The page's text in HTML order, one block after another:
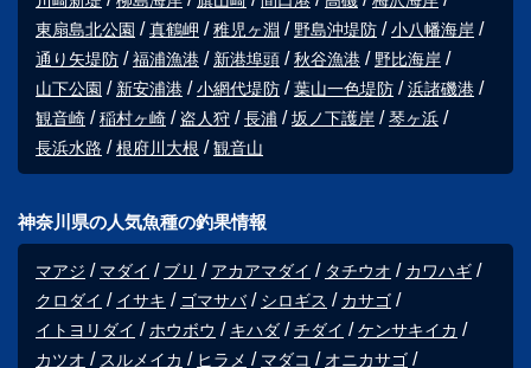
東扇島北公園
真鶴岬 稚児ヶ淵 野島沖堤防
小八幡海岸
通り矢堤防
福浦漁港 新港埠頭 秋谷漁港
野比海岸
山下公園
新安浦港 小網代堤防 葉山一色堤防
浜諸磯港
観音崎
稲村ヶ崎 盗人狩 長浦 坂ノ下護岸
琴ヶ浜
長浜水路
根府川大根 観音山
神奈川県の人気魚種の釣果情報
マアジ マダイ ブリ アカアマダイ タチウオ
カワハギ
クロダイ
イサキ ゴマサバ シロギス
カサゴ
イトヨリダイ
ホウボウ キハダ チダイ
ケンサキイカ
カツオ
スルメイカ ヒラメ マダコ オニカサゴ